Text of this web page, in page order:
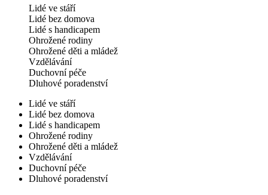
Lidé ve stáří
Lidé bez domova
Lidé s handicapem
Ohrožené rodiny
Ohrožené děti a mládež
Vzdělávání
Duchovní péče
Dluhové poradenství
Lidé ve stáří
Lidé bez domova
Lidé s handicapem
Ohrožené rodiny
Ohrožené děti a mládež
Vzdělávání
Duchovní péče
Dluhové poradenství